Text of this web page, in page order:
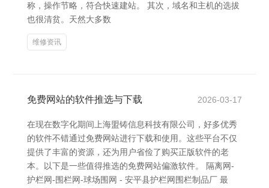
称，操作节略，符合快速建站。 其次，域名和主机的选拔
也很清贫。天然大多数
维修资讯
免费网站的软件推选与下载 2026-03-17
在现在数字化期间上海盟铸信息科技有限公司，好多优秀
的软件不错通过免费网站进行下载和使用。这些平台不仅
提供了丰富的资源，还为用户省俭了购买正版软件的老
本。以下是一些值得推选的免费网站偏激软件。 隔离网-
护栏网-围栏网-球场围网 - 安平县护栏网围栏制品厂 最